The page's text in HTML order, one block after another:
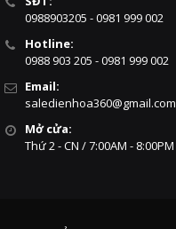
0988903205 - 0981 999 002
Hotline:
0988 903 205 - 0981 999 002
Email:
saledienhoa360@gmail.com
Mở cửa:
Thứ 2 - CN / 7:00AM - 8:00PM